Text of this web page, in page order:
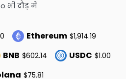
भी दौड़ में
Ethereum $1,914.19
BNB $602.14 USDC $1.00
$75.81